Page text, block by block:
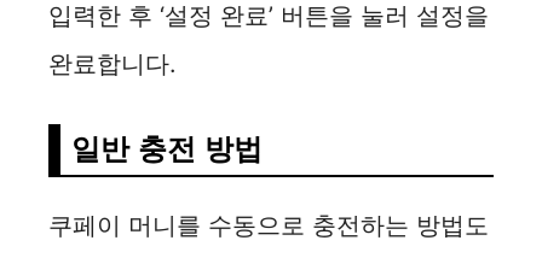
입력한 후 ‘설정 완료’ 버튼을 눌러 설정을
완료합니다.
일반 충전 방법
쿠페이 머니를 수동으로 충전하는 방법도